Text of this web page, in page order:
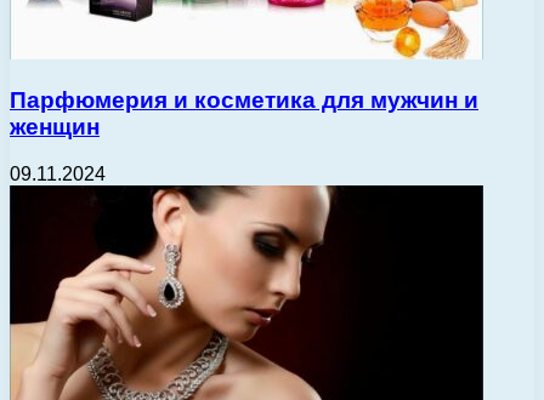
Парфюмерия и косметика для мужчин и
женщин
09.11.2024